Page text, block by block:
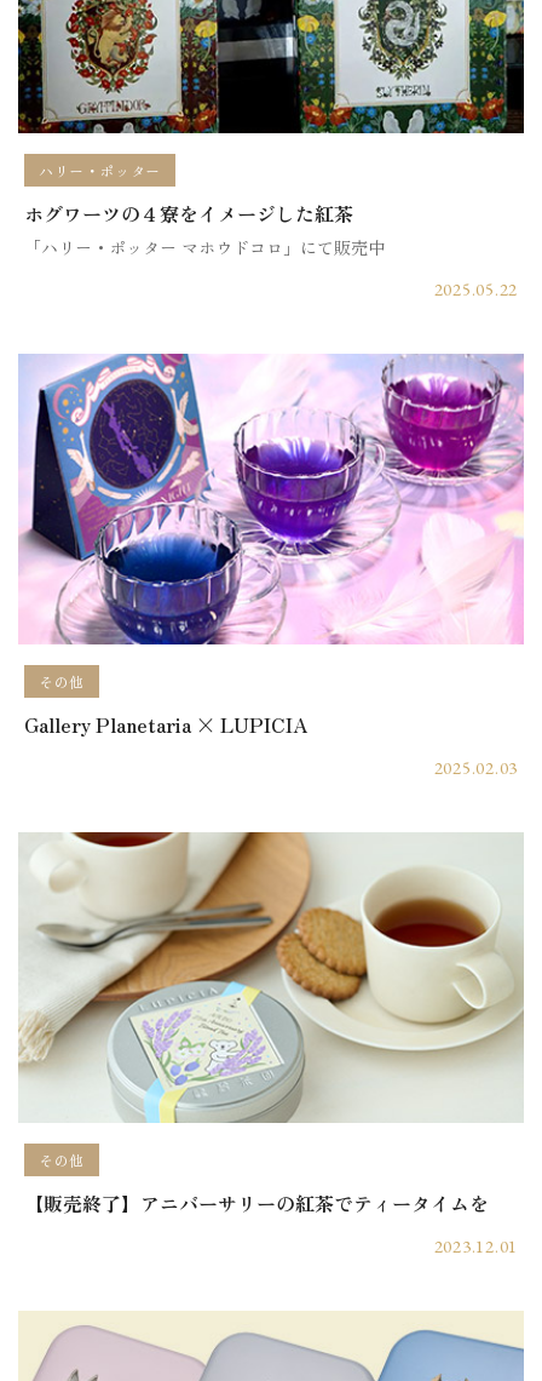
ハリー・ポッター
ホグワーツの４寮をイメージした紅茶
「ハリー・ポッター マホウドコロ」にて販売中
2025.05.22
その他
Gallery Planetaria × LUPICIA
2025.02.03
その他
【販売終了】アニバーサリーの紅茶でティータイムを
2023.12.01